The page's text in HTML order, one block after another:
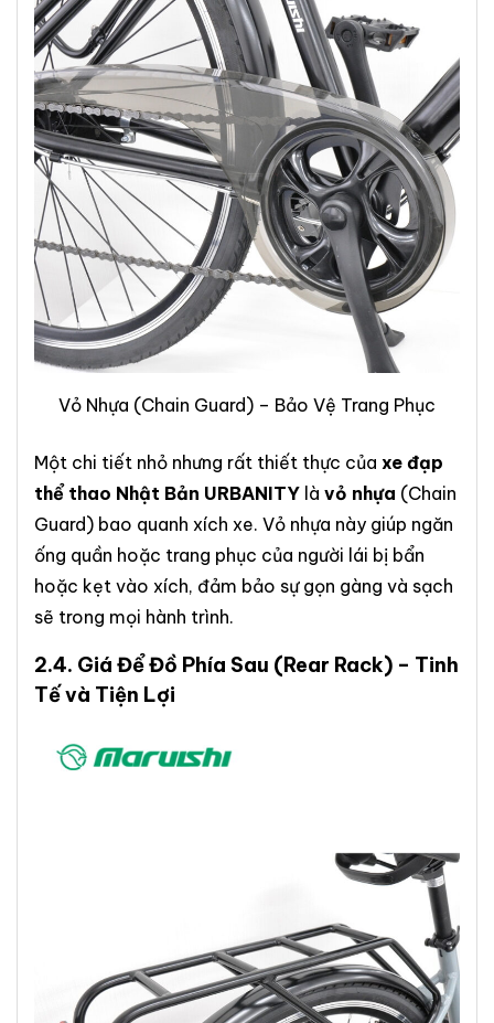
Vỏ Nhựa (Chain Guard) – Bảo Vệ Trang Phục
Một chi tiết nhỏ nhưng rất thiết thực của xe đạp
thể thao Nhật Bản URBANITY là vỏ nhựa (Chain
Guard) bao quanh xích xe. Vỏ nhựa này giúp ngăn
ống quần hoặc trang phục của người lái bị bẩn
hoặc kẹt vào xích, đảm bảo sự gọn gàng và sạch
sẽ trong mọi hành trình.
2.4. Giá Để Đồ Phía Sau (Rear Rack) – Tinh
Tế và Tiện Lợi